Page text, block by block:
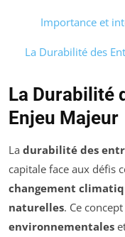
Importance et
La Durabilité des
La Durabilité
Enjeu Majeur
La durabilité des
capitale face aux défis
changement
naturelles. Ce
environnementales